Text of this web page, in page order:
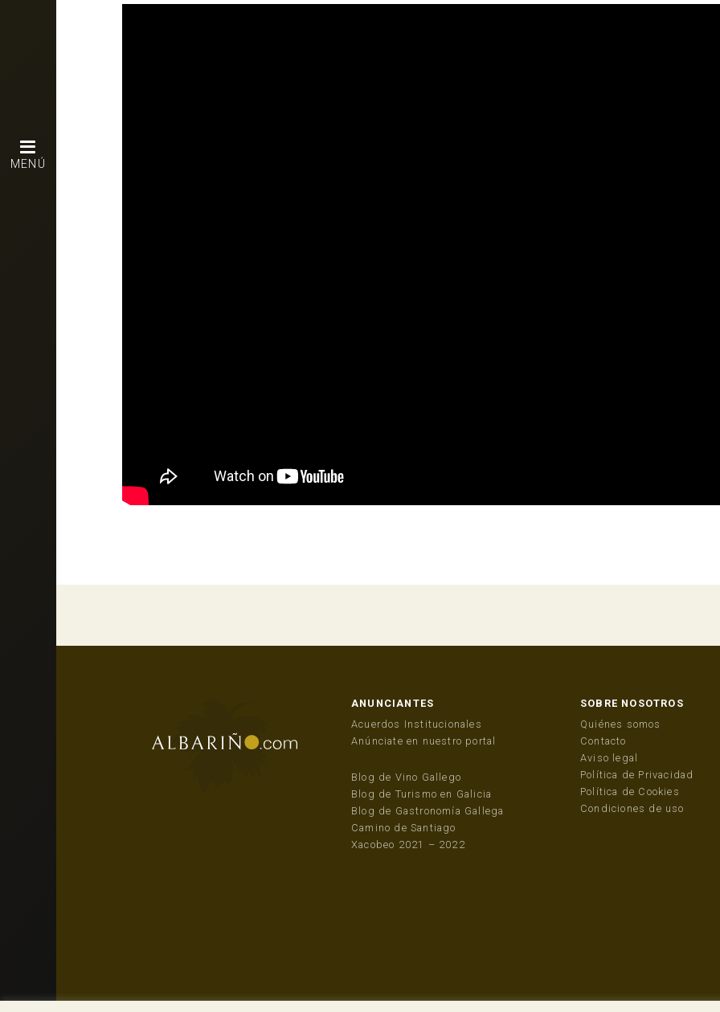
MENÚ
ANUNCIANTES
Acuerdos Institucionales
Anúnciate en nuestro portal
Blog de Vino Gallego
Blog de Turismo en Galicia
Blog de Gastronomía Gallega
Camino de Santiago
Xacobeo 2021 – 2022
SOBRE NOSOTROS
Quiénes somos
Contacto
Aviso legal
Política de Privacidad
Política de Cookies
Condiciones de uso